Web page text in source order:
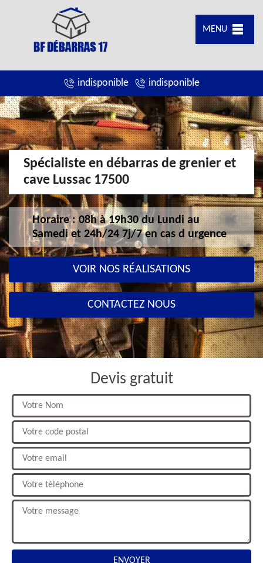
MENU
indisponible indisponible
Spécialiste en débarras de grenier et
cave Lussac 17500
Horaire : 08h à 19h30 du Lundi au
Samedi et 24h/24 7j/7 en cas d urgence
VOIR NOS RÉALISATIONS
CONTACTEZ NOUS
Devis gratuit